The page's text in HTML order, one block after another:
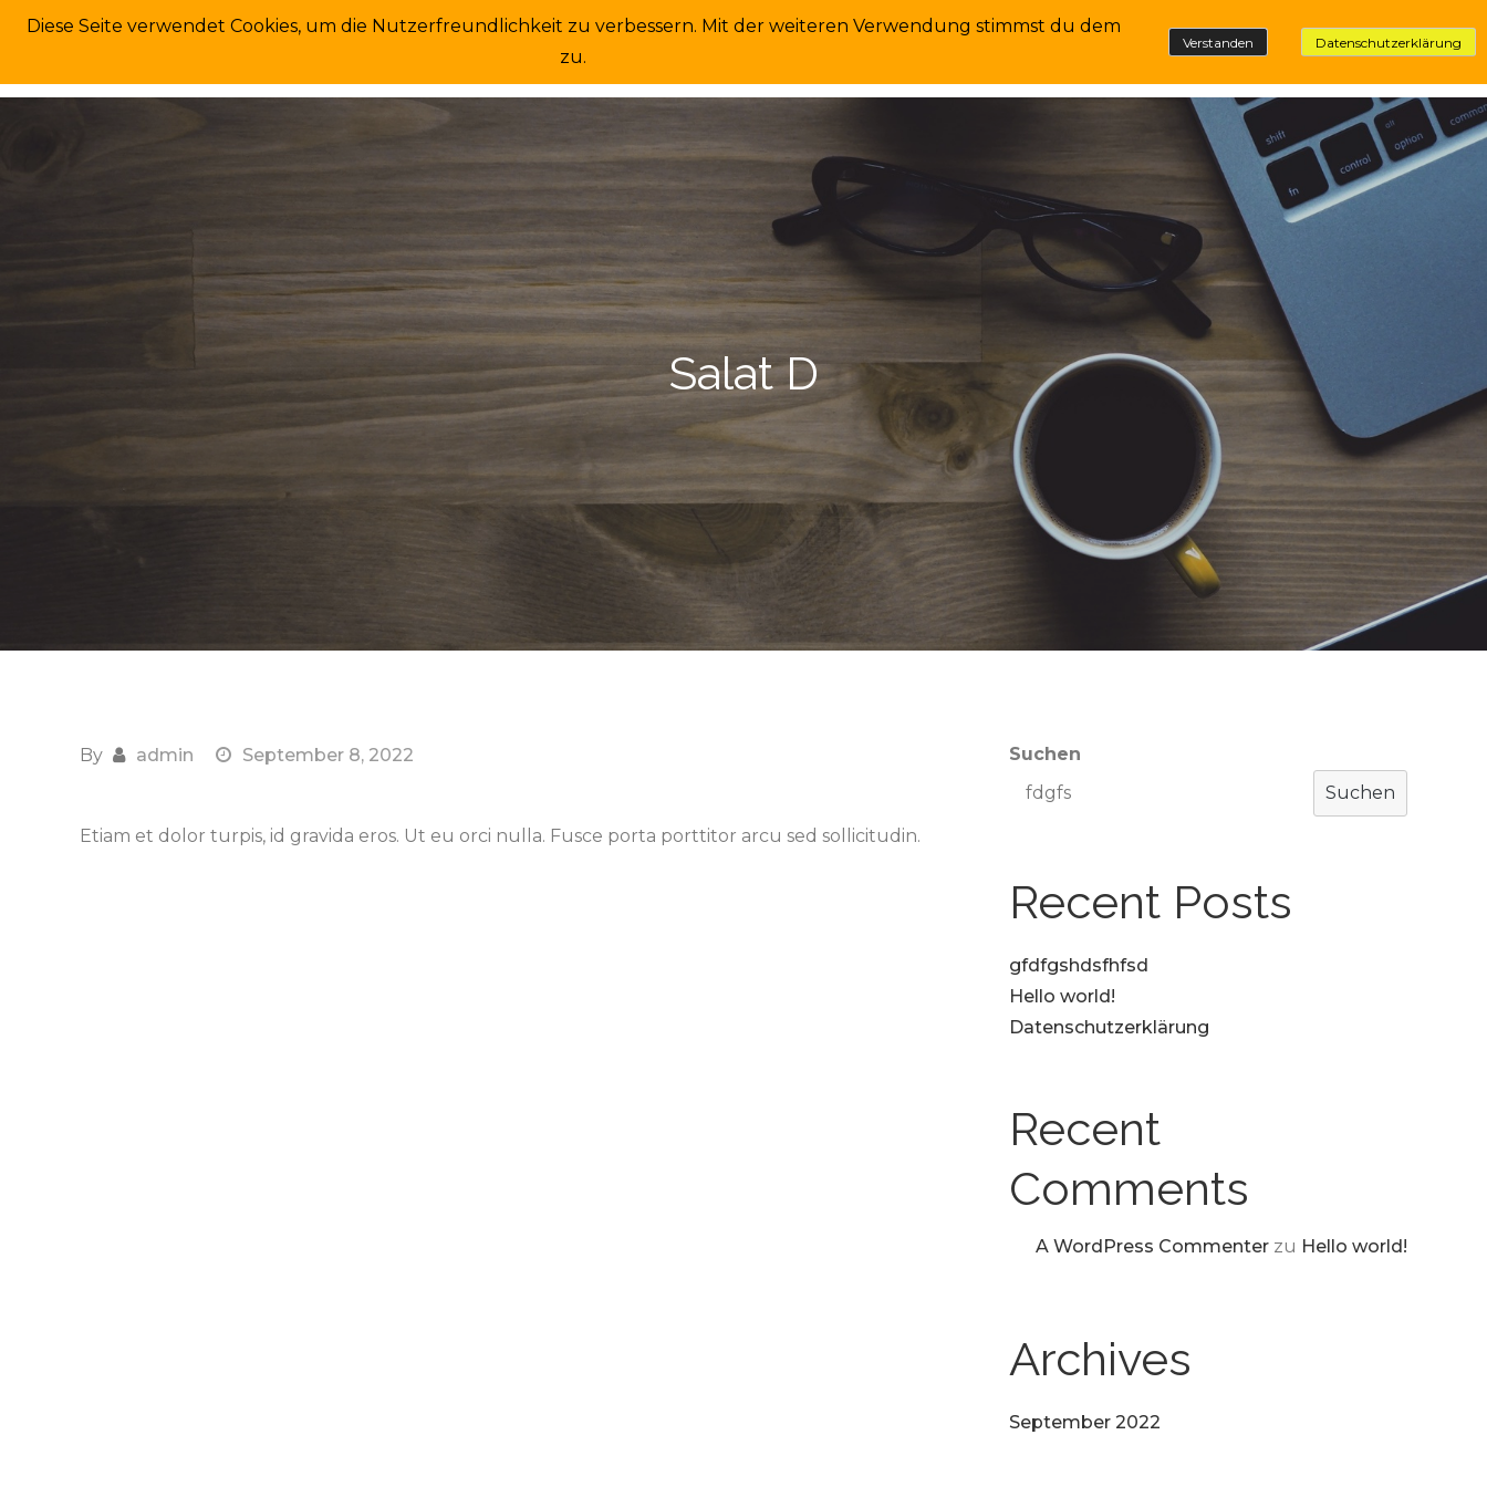
Skip
hh HOME PURCHASE HISTORY PURCHASE HISTORY
Salat D
By admin September 8, 2022
Etiam et dolor turpis, id gravida eros. Ut eu orci nulla. Fusce porta porttitor arcu sed sollicitudin.
Suchen
Suchen
Recent Posts
gfdfgshdsfhfsd
Hello world!
Datenschutzerklärung
Recent
Comments
A WordPress Commenter zu Hello world!
Archives
September 2022
Diese Seite verwendet Cookies, um die Nutzerfreundlichkeit zu verbessern. Mit der weiteren Verwendung stimmst du dem
zu.
Verstanden Datenschutzerklärung